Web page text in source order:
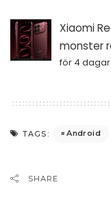
Xiaomi
monster
för 4
TAGS: Android
SHARE